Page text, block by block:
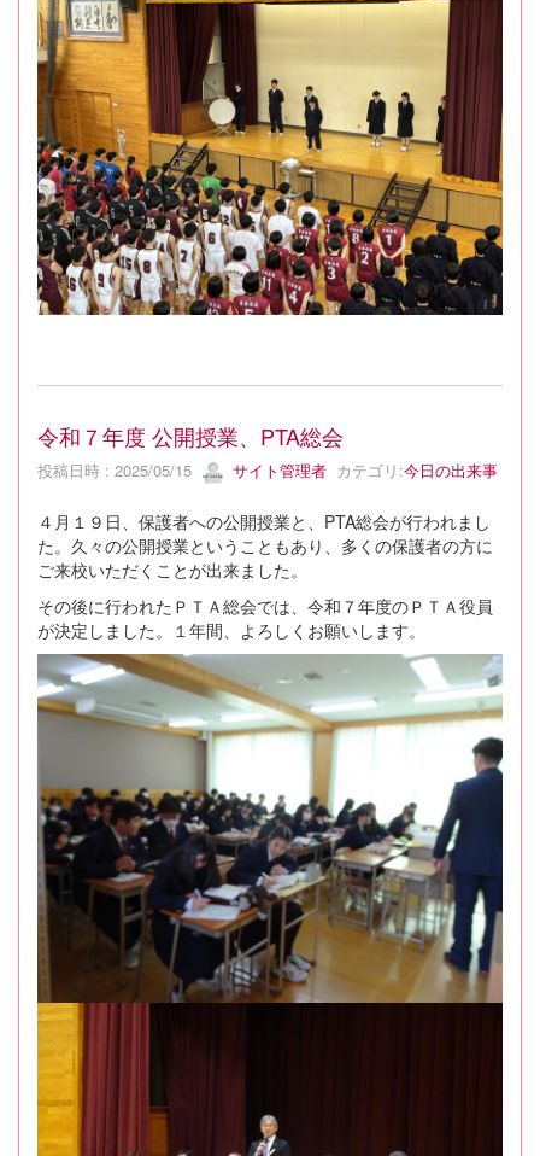
令和７年度 公開授業、PTA総会
投稿日時 : 2025/05/15 サイト管理者 カテゴリ:今日の出来事
４月１９日、保護者への公開授業と、PTA総会が行われまし
た。久々の公開授業ということもあり、多くの保護者の方に
ご来校いただくことが出来ました。
その後に行われたＰＴＡ総会では、令和７年度のＰＴＡ役員
が決定しました。１年間、よろしくお願いします。